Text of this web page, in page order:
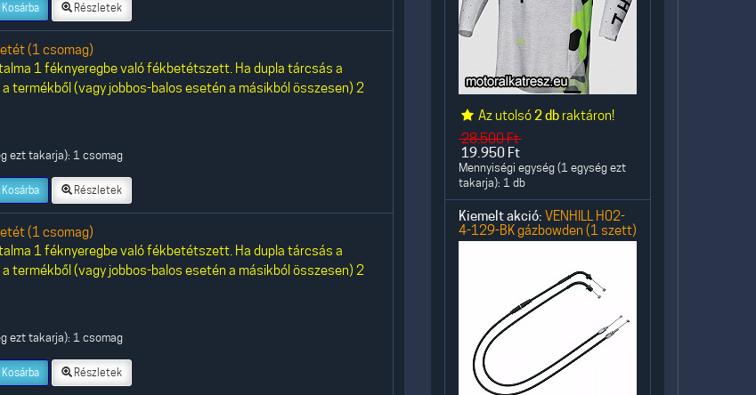
Kosárba Részletek
(1 csomag)
1 féknyeregbe való fékbetétszett. Ha dupla tárcsás a
termékből (vagy jobbos-balos esetén a másikból összesen) 2
ezt takarja): 1 csomag
Kosárba Részletek
(1 csomag)
1 féknyeregbe való fékbetétszett. Ha dupla tárcsás a
termékből (vagy jobbos-balos esetén a másikból összesen) 2
ezt takarja): 1 csomag
Kosárba Részletek
Az utolsó2 db raktáron!
28.500Ft
19.950 Ft
Mennyiségi egység (1 egység ezt
takarja): 1 db
Kiemelt akció: VENHILL H02-
4-129-BK gázbowden (1 szett)